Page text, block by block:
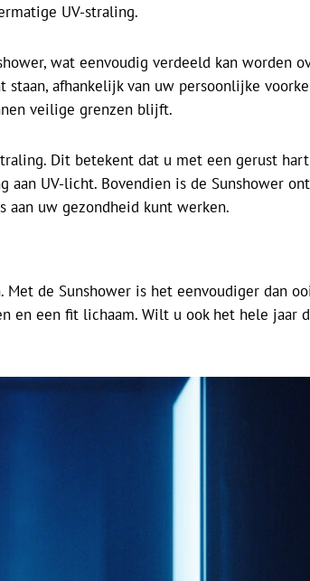
UV-straling.
wat eenvoudig verdeeld kan worden
afhankelijk van uw persoonlijke
veilige grenzen blijft.
Dit betekent dat u met een gerust
UV-licht. Bovendien is de Sunshower
aan uw gezondheid kunt werken.
de Sunshower is het eenvoudiger dan
en een fit lichaam. Wilt u ook het hele jaar